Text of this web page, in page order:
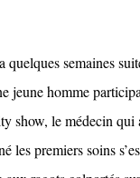
quelques semaines
jeune homme
show, le médecin qui
les premiers soins